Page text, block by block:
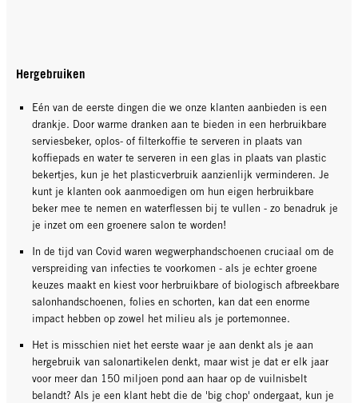
Hergebruiken
Eén van de eerste dingen die we onze klanten aanbieden is een
drankje. Door warme dranken aan te bieden in een herbruikbare
serviesbeker, oplos- of filterkoffie te serveren in plaats van
koffiepads en water te serveren in een glas in plaats van plastic
bekertjes, kun je het plasticverbruik aanzienlijk verminderen. Je
kunt je klanten ook aanmoedigen om hun eigen herbruikbare
beker mee te nemen en waterflessen bij te vullen - zo benadruk je
je inzet om een groenere salon te worden!
In de tijd van Covid waren wegwerphandschoenen cruciaal om de
verspreiding van infecties te voorkomen - als je echter groene
keuzes maakt en kiest voor herbruikbare of biologisch afbreekbare
salonhandschoenen, folies en schorten, kan dat een enorme
impact hebben op zowel het milieu als je portemonnee.
Het is misschien niet het eerste waar je aan denkt als je aan
hergebruik van salonartikelen denkt, maar wist je dat er elk jaar
voor meer dan 150 miljoen pond aan haar op de vuilnisbelt
belandt? Als je een klant hebt die de 'big chop' ondergaat, kun je